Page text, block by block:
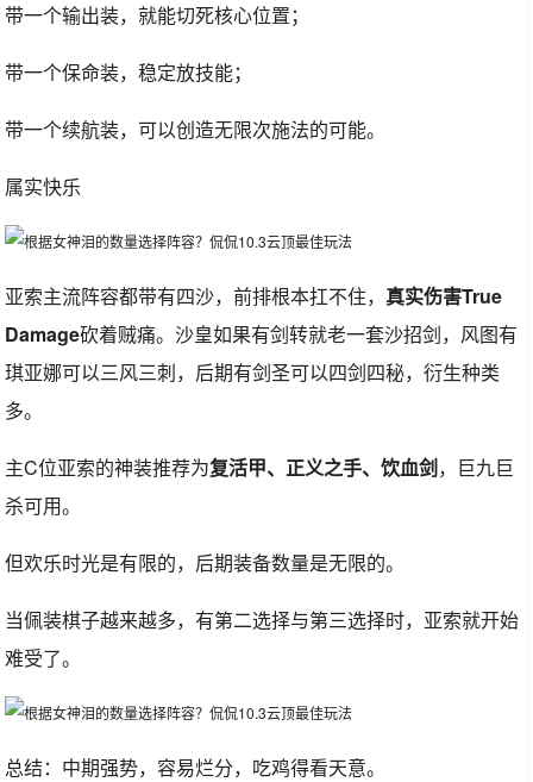
带一个输出装，就能切死核心位置；
带一个保命装，稳定放技能；
带一个续航装，可以创造无限次施法的可能。
属实快乐
亚索主流阵容都带有四沙，前排根本扛不住， 真实伤害True
Damage砍着贼痛。沙皇如果有剑转就老一套沙招剑，风图有
琪亚娜可以三风三刺，后期有剑圣可以四剑四秘，衍生种类
多。
主C位亚索的神装推荐为复活甲、正义之手、饮血剑，巨九巨
杀可用。
但欢乐时光是有限的，后期装备数量是无限的。
当佩装棋子越来越多，有第二选择与第三选择时，亚索就开始
难受了。
总结：中期强势，容易烂分，吃鸡得看天意。